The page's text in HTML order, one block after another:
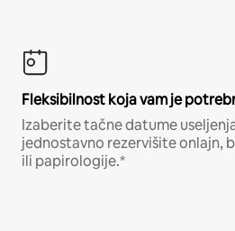
Fleksibilnost koja vam je
Izaberite tačne datume
jednostavno rezervišite onlajn,
ili papirologije.*